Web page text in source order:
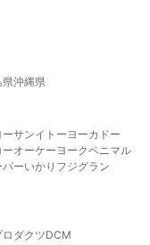
県沖縄県
ーサンイトーヨーカドー
ーオーケー ヨークベニマル
ーいかり フジグラン
ダクツDCM